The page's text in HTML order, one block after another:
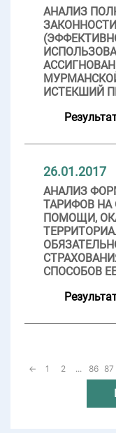
АНАЛИЗ
ИСТЕКШИЙ
26.01.2017
АНАЛИЗ
ТАРИФОВ
ПОМОЩИ,
СПОСОБОВ
← 1 2 ... 86 87